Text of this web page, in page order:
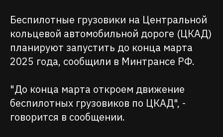
Беспилотные грузовики на Центральной
кольцевой автомобильной дороге (ЦКАД)
планируют запустить до конца марта
2025 года, сообщили в Минтрансе РФ.
"До конца марта откроем движение
беспилотных грузовиков по ЦКАД", -
говорится в сообщении.